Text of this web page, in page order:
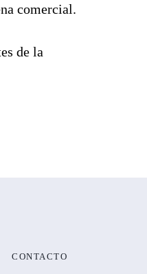
comercial.
de la
CONTACTO